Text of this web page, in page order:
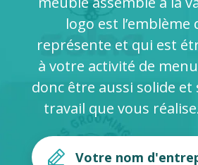
SE
logo est l’emblème
représente et qui est
à votre activité de
donc être aussi solide et
travail que vous